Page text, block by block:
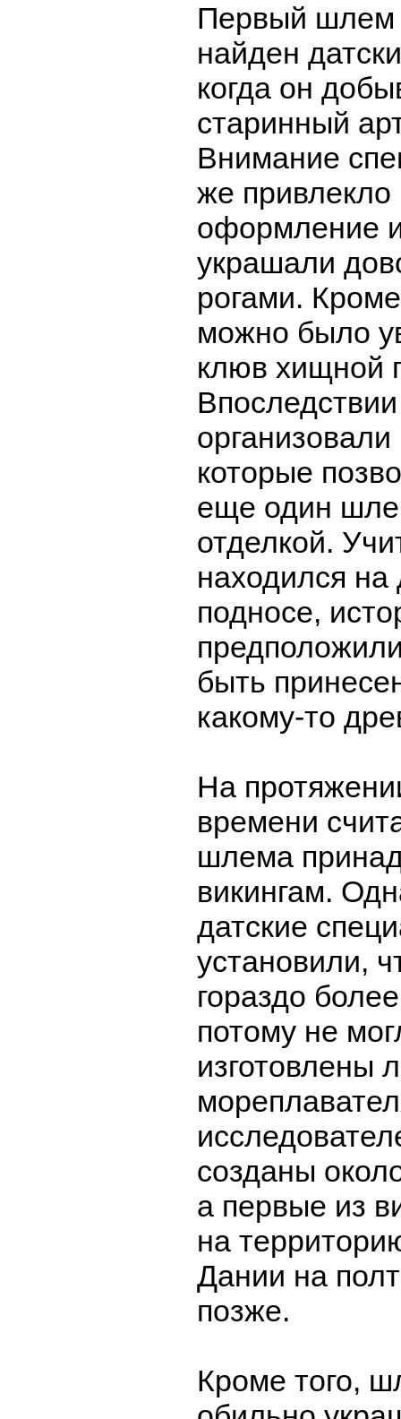
Первый шлем
найден
когда он
старинный
Внимание
же
оформление
украшали
рогами.
можно было
клюв хищной
организовали
которые
еще один
отделкой.
находился
подносе,
быть
какому-то
На
времени
шлема
викингам.
датские
установили,
гораздо
потому не
изготовлены
созданы
а первые из
на
Дании на
позже.
Кроме того,